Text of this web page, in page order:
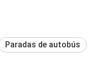
Paradas de autobús